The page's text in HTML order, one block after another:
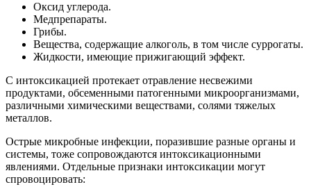
Оксид углерода.
Медпрепараты.
Грибы.
Вещества, содержащие алкоголь, в том числе суррогаты.
Жидкости, имеющие прижигающий эффект.
С интоксикацией протекает отравление несвежими
продуктами, обсеменными патогенными микроорганизмами,
различными химическими веществами, солями тяжелых
металлов.
Острые микробные инфекции, поразившие разные органы и
системы, тоже сопровождаются интоксикационными
явлениями. Отдельные признаки интоксикации могут
спровоцировать: